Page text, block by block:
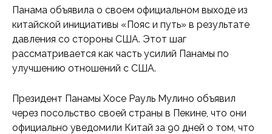
Панама объявила о своем официальном выходе из
китайской инициативы «Пояс и путь» в результате
давления со стороны США. Этот шаг
рассматривается как часть усилий Панамы по
улучшению отношений с США.
Президент Панамы Хосе Рауль Мулино объявил
через посольство своей страны в Пекине, что они
официально уведомили Китай за 90 дней о том, что